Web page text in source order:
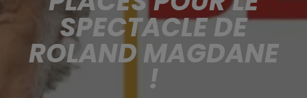
SPECTACLE DE
ROLAND MAGDANE
!